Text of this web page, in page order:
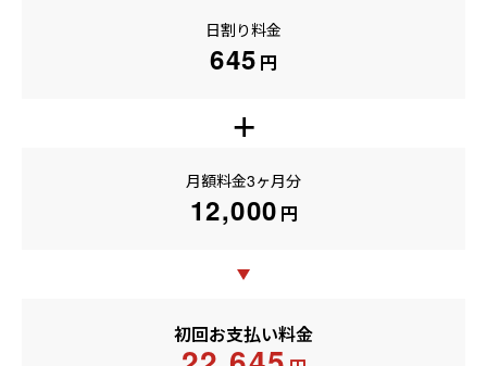
日割り料金
645 円
+
月額料金3ヶ月分
12,000 円
初回お支払い料金